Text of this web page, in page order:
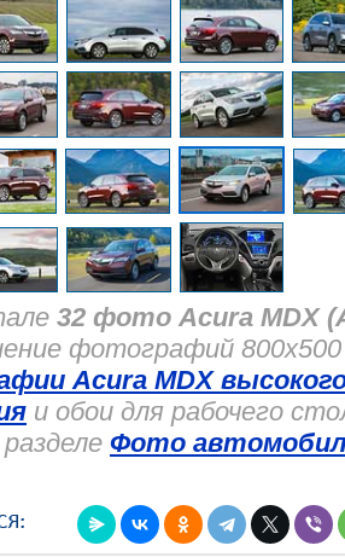
32 фото Acura MDX
фотографий 800x500
Acura MDX
и обои для рабочего
Фото